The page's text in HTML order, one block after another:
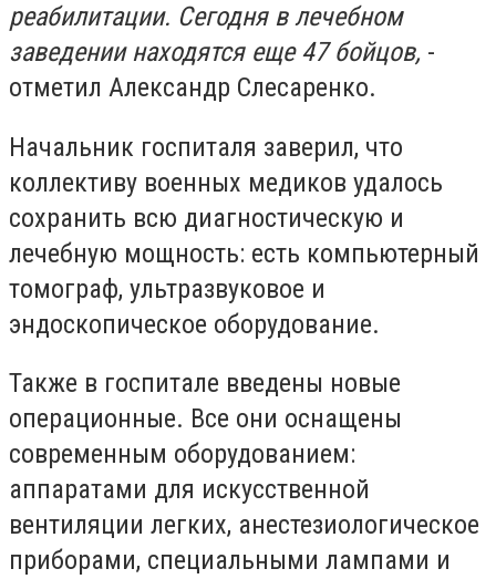
реабилитации. Сегодня в лечебном
заведении находятся еще 47 бойцов, -
отметил Александр Слесаренко.
Начальник госпиталя заверил, что
коллективу военных медиков удалось
сохранить всю диагностическую и
лечебную мощность: есть компьютерный
томограф, ультразвуковое и
эндоскопическое оборудование.
Также в госпитале введены новые
операционные. Все они оснащены
современным оборудованием:
аппаратами для искусственной
вентиляции легких, анестезиологическое
приборами, специальными лампами и